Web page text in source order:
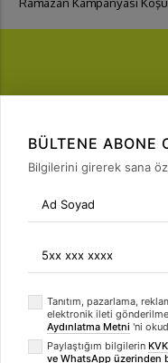
FIRSATLARI
Bülten Üyeliği
BÜLTENE ABONE
Bilgilerini girerek sana
Tanıtım, pazarlama,
elektronik ileti
Aydınlatma Metni 'ni
Paylaştığım bilgilerin
ve WhatsApp üzerinden